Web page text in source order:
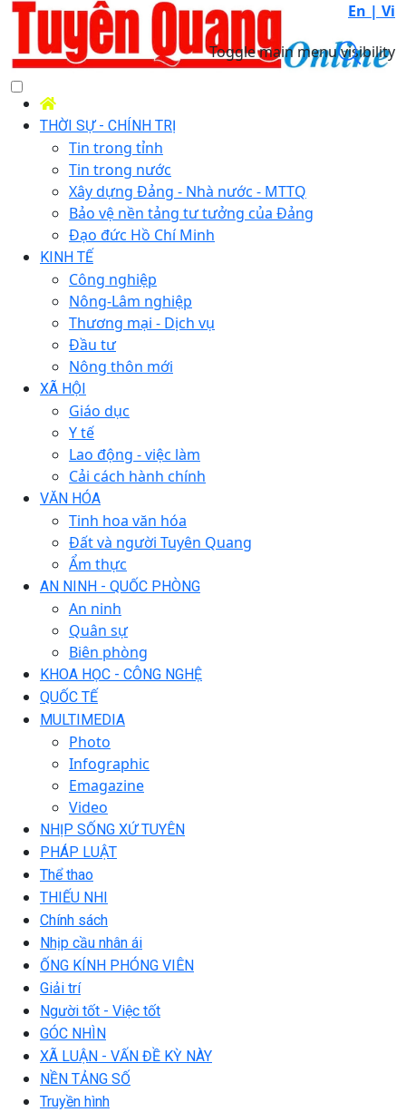
En | Vi
Toggle main menu visibility
THỜI SỰ - CHÍNH TRỊ
Tin trong tỉnh
Tin trong nước
Xây dựng Đảng - Nhà nước - MTTQ
Bảo vệ nền tảng tư tưởng của Đảng
Đạo đức Hồ Chí Minh
KINH TẾ
Công nghiệp
Nông-Lâm nghiệp
Thương mại - Dịch vụ
Đầu tư
Nông thôn mới
XÃ HỘI
Giáo dục
Y tế
Lao động - việc làm
Cải cách hành chính
VĂN HÓA
Tinh hoa văn hóa
Đất và người Tuyên Quang
Ẩm thực
AN NINH - QUỐC PHÒNG
An ninh
Quân sự
Biên phòng
KHOA HỌC - CÔNG NGHỆ
QUỐC TẾ
MULTIMEDIA
Photo
Infographic
Emagazine
Video
NHỊP SỐNG XỨ TUYÊN
PHÁP LUẬT
Thể thao
THIẾU NHI
Chính sách
Nhịp cầu nhân ái
ỐNG KÍNH PHÓNG VIÊN
Giải trí
Người tốt - Việc tốt
GÓC NHÌN
XÃ LUẬN - VẤN ĐỀ KỲ NÀY
NỀN TẢNG SỐ
Truyền hình